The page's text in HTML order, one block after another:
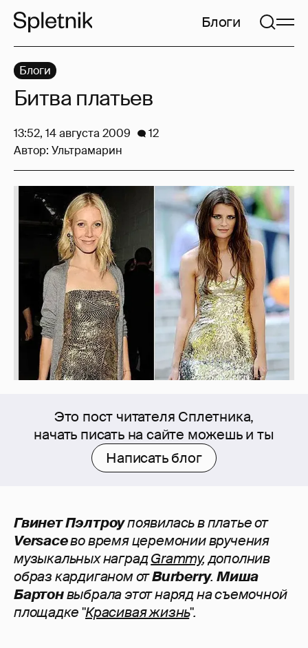
Блоги
Это пост читателя Сплетника,
начать писать на сайте можешь и ты
Написать блог
Гвинет Пэлтроупоявилась в платье от
Versaceво время церемонии вручения
музыкальных наградGrammy, дополнив
образ кардиганом отBurberry.Миша
Бартонвыбрала этот наряд на съемочной
площадке "Красивая жизнь".
Блоги
Битва платьев
13:52, 14 августа 2009
12
Автор: Ультрамарин